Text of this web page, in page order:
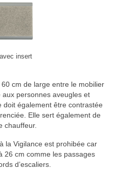
insert
cm de large entre le mobilier
personnes aveugles et
doit également être contrastée
Elle sert également de
chauffeur.
la Vigilance est prohibée car
26 cm comme les passages
d’escaliers.